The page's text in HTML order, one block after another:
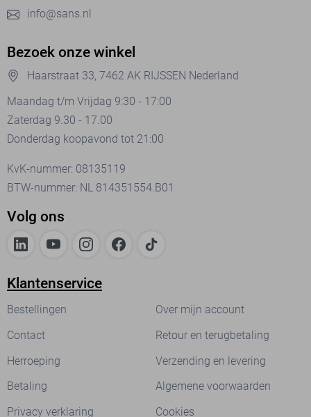
info@sans.nl
Bezoek onze winkel
Haarstraat 33, 7462 AK RIJSSEN Nederland
Maandag t/m Vrijdag 9:30 - 17:00
Zaterdag 9.30 - 17.00
Donderdag koopavond tot 21:00
KvK-nummer: 08135119
BTW-nummer: NL 814351554.B01
Volg ons
Klantenservice
Bestellingen
Over mijn account
Contact
Retour en terugbetaling
Herroeping
Verzending en levering
Betaling
Algemene voorwaarden
Privacy verklaring
Cookies